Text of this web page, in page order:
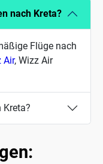
nach Kreta?
Flüge nach
Air, Wizz Air